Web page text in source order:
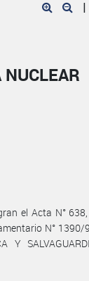
|
el Acta N°
N°
Y